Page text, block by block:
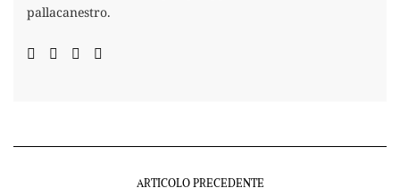
pallacanestro.
ARTICOLO PRECEDENTE